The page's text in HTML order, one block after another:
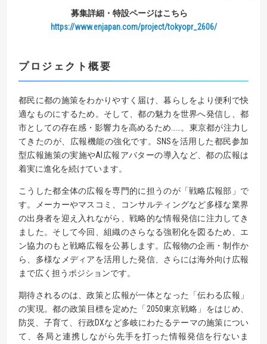
募集詳細・特設ページはこちら
https://www.enjapan.com/project/tokyopr_2606/
プロジェクト概要
都民に都の施策をわかりやすく届け、暮らしをより便利で快
適なものにするため。そして、都の魅力を世界へ発信し、都
市としての存在感・影響力を高めるため……。東京都が注力し
てきたのが、広報機能の強化です。SNSを活用した都民参加
型広報施策の実施やAI広報アバターの導入など、都の広報は
着実に進化を続けています。
こうした都全体の広報を専門的に担うのが「戦略広報部」で
す。メーカーやマスコミ、コンサルティングなど多様な業界
の出身者を迎え入れながら、戦略的な情報発信に注力してき
ました。そして今回、組織のさらなる強靭化を図るため、エ
ン協力のもと戦略広報を公募します。広報物の企画・制作か
ら、多様なメディアを活用した発信、さらには海外向け広報
まで広く担うポジションです。
期待されるのは、政策と広報が一体となった「伝わる広報」
の実現。都の政策目標を定めた「2050東京戦略」をはじめ、
防災、子育て、行政DXなど多岐にわたるテーマの施策につい
て、各局と連携しながら先手を打った情報発信を行ないま